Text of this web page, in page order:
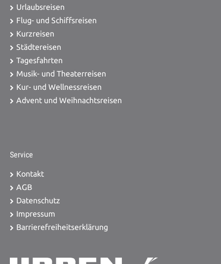
Urlaubsreisen
Flug- und Schiffsreisen
Kurzreisen
Städtereisen
Tagesfahrten
Musik- und Theaterreisen
Kur- und Wellnessreisen
Advent und Weihnachtsreisen
Service
Kontakt
AGB
Datenschutz
Impressum
Barrierefreiheitserklärung